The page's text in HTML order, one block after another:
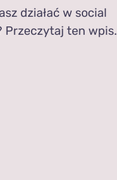
działać w social
Przeczytaj ten wpis.